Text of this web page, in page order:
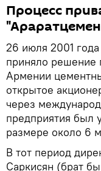
Процесс
26 июля 2001
приняло решение
Армении
открытое
через
предприятия был
размере около 6
В тот период
Саркисян (брат